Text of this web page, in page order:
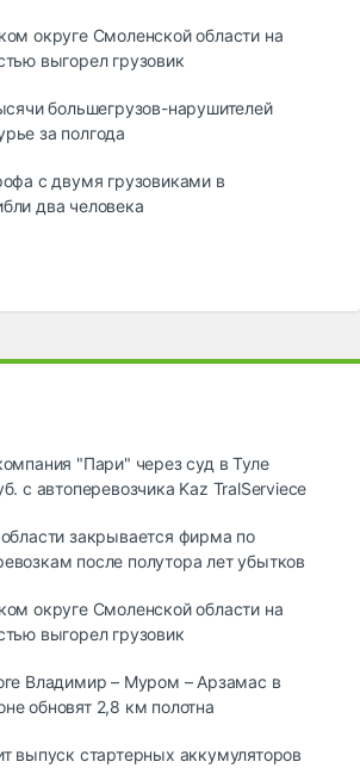
округе Смоленской области на
выгорел грузовик
большегрузов-нарушителей
за полгода
с двумя грузовиками в
два человека
"Пари" через суд в Туле
с автоперевозчика Kaz TralServiece
закрывается фирма по
после полутора лет убытков
округе Смоленской области на
выгорел грузовик
Владимир – Муром – Арзамас в
обновят 2,8 км полотна
выпуск стартерных аккумуляторов